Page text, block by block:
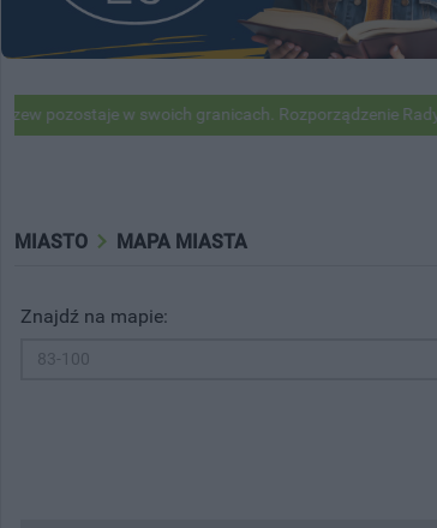
w swoich granicach. Rozporządzenie Rady
MIASTO MAPA MIASTA
Znajdź na mapie: